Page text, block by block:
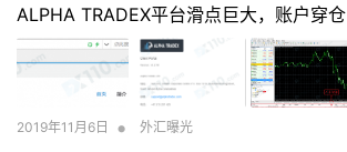
ALPHA TRADEX平台滑点巨大，账户穿仓
2019年11月6日 • 外汇曝光